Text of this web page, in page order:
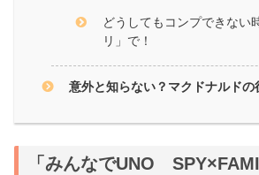
どうしてもコンプできない
リ」で！
意外と知らない？マクドナルドの
「みんなでUNO